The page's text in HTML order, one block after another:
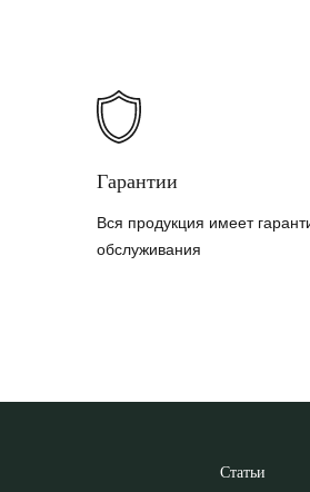
Гарантии
Вся продукция имеет
обслуживания
Статьи